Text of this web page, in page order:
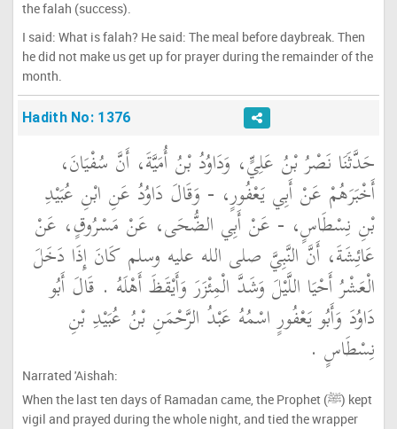
the falah (success).
I said: What is falah? He said: The meal before daybreak. Then
he did not make us get up for prayer during the remainder of the
month.
Hadith No: 1376
حَدَّثَنَا نَصْرُ بْنُ عَلِيٍّ، وَدَاوُدُ بْنُ أُمَيَّةَ، أَنَّ سُفْيَانَ،
أَخْبَرَهُمْ عَنْ أَبِي يَعْفُورٍ، - وَقَالَ دَاوُدُ عَنِ ابْنِ عُبَيْدِ
بْنِ نِسْطَاسٍ، - عَنْ أَبِي الضُّحَى، عَنْ مَسْرُوقٍ، عَنْ
عَائِشَةَ، أَنَّ النَّبِيَّ صلى الله عليه وسلم كَانَ إِذَا دَخَلَ
الْعَشْرُ أَحْيَا اللَّيْلَ وَشَدَّ الْمِئْزَرَ وَأَيْقَظَ أَهْلَهُ ‏.‏ قَالَ أَبُو
دَاوُدَ وَأَبُو يَعْفُورٍ اسْمُهُ عَبْدُ الرَّحْمَنِ بْنُ عُبَيْدِ بْنِ
نِسْطَاسٍ ‏.‏
Narrated 'Aishah:
When the last ten days of Ramadan came, the Prophet (ﷺ) kept
vigil and prayed during the whole night, and tied the wrapper